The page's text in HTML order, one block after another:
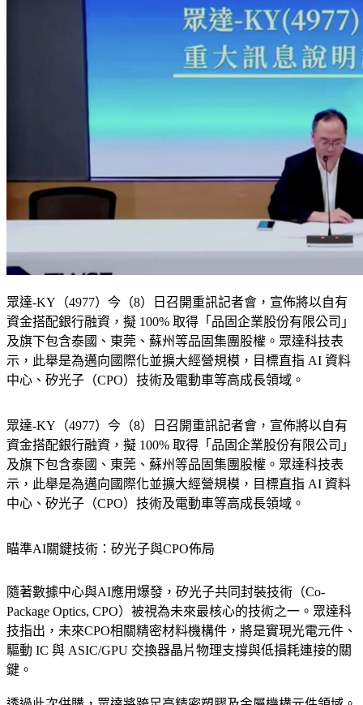
眾達-KY（4977）今（8）日召開重訊記者會，宣佈將以自有
資金搭配銀行融資，擬 100% 取得「品固企業股份有限公司」
及旗下包含泰國、東莞、蘇州等品固集團股權。眾達科技表
示，此舉是為邁向國際化並擴大經營規模，目標直指 AI 資料
眾達-KY（4977）今（8）日召開重訊記者會，宣佈將以自有
資金搭配銀行融資，擬 100% 取得「品固企業股份有限公司」
及旗下包含泰國、東莞、蘇州等品固集團股權。眾達科技表
示，此舉是為邁向國際化並擴大經營規模，目標直指 AI 資料
隨著數據中心與AI應用爆發，矽光子共同封裝技術（Co-
Package Optics, CPO）被視為未來最核心的技術之一。眾達科
技指出，未來CPO相關精密材料機構件，將是實現光電元件、
驅動 IC 與 ASIC/GPU 交換器晶片物理支撐與低損耗連接的關